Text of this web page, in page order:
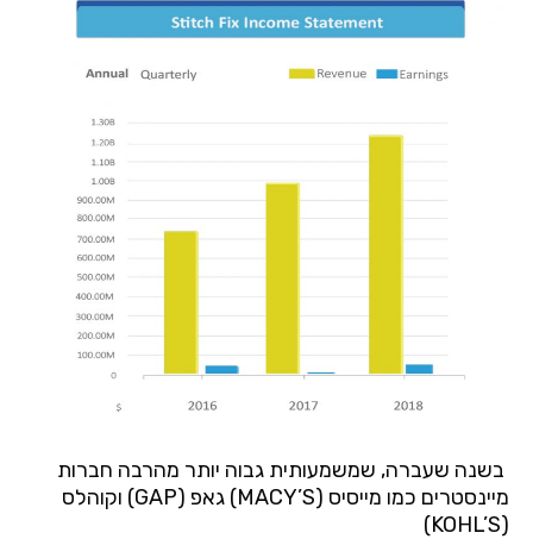
בשנה שעברה, שמשמעותית גבוה יותר מהרבה חברות
מיינסטרים כמו מייסיס (MACY’S) גאפ (GAP) וקוהלס
(KOHL’S)